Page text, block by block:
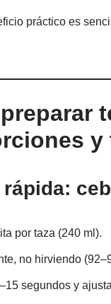
práctico es
y
por taza (240 ml).
no hirviendo
segundos y